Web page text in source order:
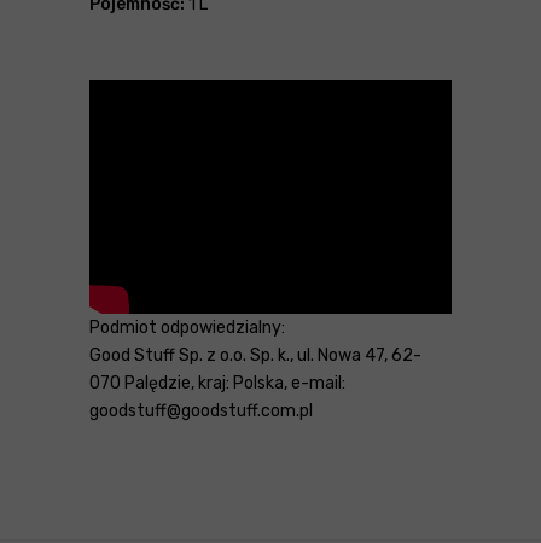
Podmiot odpowiedzialny:
Good Stuff Sp. z o.o. Sp. k., ul. Nowa 47, 62-
070 Palędzie, kraj: Polska, e-mail:
goodstuff@goodstuff.com.pl